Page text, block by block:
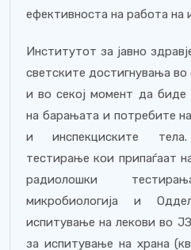
ефективноста на работа на
Институтот за јавно
светските достигнувања
и во секој момент да биде
на барањата и потребите
и инспекциските
тестирање кои припаѓаат
радиолошки
микробиологија и
испитување на лекови во
за испитување на храна